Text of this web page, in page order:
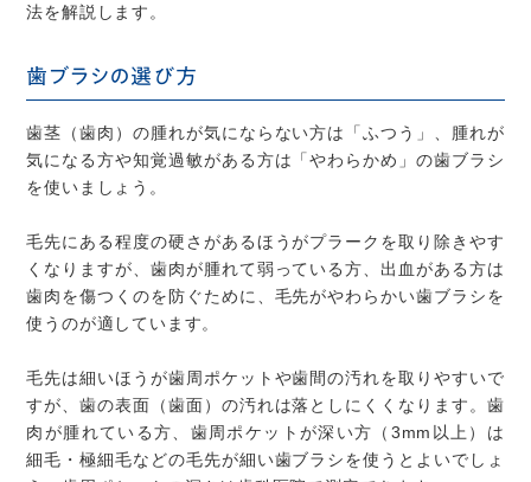
法を解説します。
歯ブラシの選び方
歯茎（歯肉）の腫れが気にならない方は「ふつう」、腫れが
気になる方や知覚過敏がある方は「やわらかめ」の歯ブラシ
を使いましょう。
毛先にある程度の硬さがあるほうがプラークを取り除きやす
くなりますが、歯肉が腫れて弱っている方、出血がある方は
歯肉を傷つくのを防ぐために、毛先がやわらかい歯ブラシを
使うのが適しています。
毛先は細いほうが歯周ポケットや歯間の汚れを取りやすいで
すが、歯の表面（歯面）の汚れは落としにくくなります。歯
肉が腫れている方、歯周ポケットが深い方（3mm以上）は
細毛・極細毛などの毛先が細い歯ブラシを使うとよいでしょ